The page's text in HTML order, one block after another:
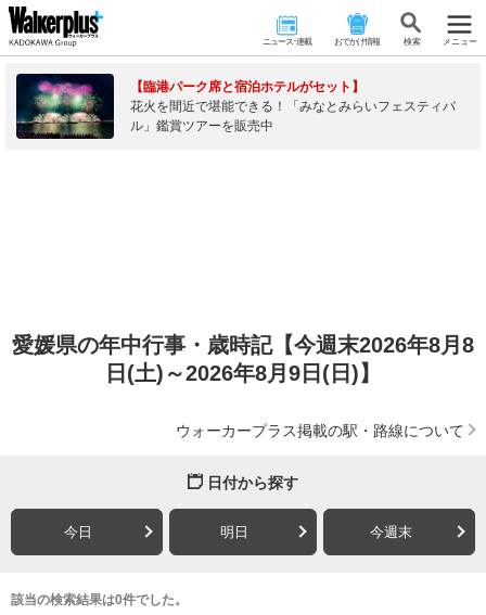
ニュース･連載 おでかけ情報 検 索 メニュー
【臨港パーク席と宿泊ホテルがセット】
花火を間近で堪能できる！「みなとみらいフェスティバ
ル」鑑賞ツアーを販売中
愛媛県の年中行事・歳時記【今週末2026年8月8
日(土)～2026年8月9日(日)】
ウォーカープラス掲載の駅・路線について
日付から探す
今日 明日 今週末
該当の検索結果は0件でした。